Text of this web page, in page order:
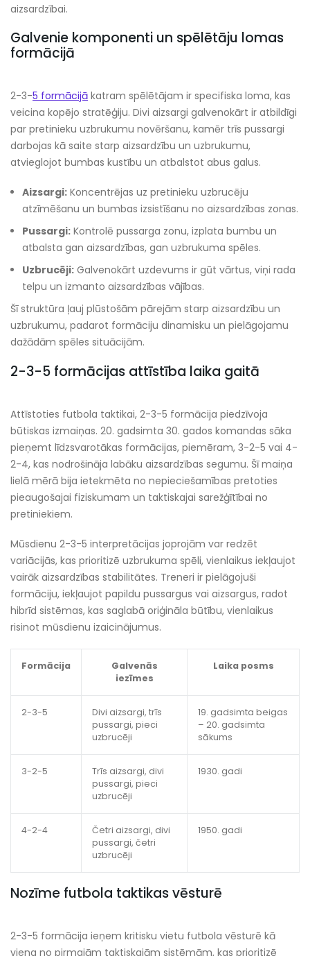
aizsardzībai.
Galvenie komponenti un spēlētāju lomas
formācijā
2-3-5 formācijā katram spēlētājam ir specifiska loma, kas
veicina kopējo stratēģiju. Divi aizsargi galvenokārt ir atbildīgi
par pretinieku uzbrukumu novēršanu, kamēr trīs pussargi
darbojas kā saite starp aizsardzību un uzbrukumu,
atvieglojot bumbas kustību un atbalstot abus galus.
Aizsargi: Koncentrējas uz pretinieku uzbrucēju
atzīmēšanu un bumbas izsistīšanu no aizsardzības zonas.
Pussargi: Kontrolē pussarga zonu, izplata bumbu un
atbalsta gan aizsardzības, gan uzbrukuma spēles.
Uzbrucēji: Galvenokārt uzdevums ir gūt vārtus, viņi rada
telpu un izmanto aizsardzības vājības.
Šī struktūra ļauj plūstošām pārejām starp aizsardzību un
uzbrukumu, padarot formāciju dinamisku un pielāgojamu
dažādām spēles situācijām.
2-3-5 formācijas attīstība laika gaitā
Attīstoties futbola taktikai, 2-3-5 formācija piedzīvoja
būtiskas izmaiņas. 20. gadsimta 30. gados komandas sāka
pieņemt līdzsvarotākas formācijas, piemēram, 3-2-5 vai 4-
2-4, kas nodrošināja labāku aizsardzības segumu. Šī maiņa
lielā mērā bija ietekmēta no nepieciešamības pretoties
pieaugošajai fiziskumam un taktiskajai sarežģītībai no
pretiniekiem.
Mūsdienu 2-3-5 interpretācijas joprojām var redzēt
variācijās, kas prioritizē uzbrukuma spēli, vienlaikus iekļaujot
vairāk aizsardzības stabilitātes. Treneri ir pielāgojuši
formāciju, iekļaujot papildu pussargus vai aizsargus, radot
hibrīd sistēmas, kas saglabā oriģināla būtību, vienlaikus
risinot mūsdienu izaicinājumus.
Formācija
Galvenās
iezīmes
Laika posms
2-3-5
Divi aizsargi, trīs
pussargi, pieci
uzbrucēji
19. gadsimta beigas
– 20. gadsimta
sākums
3-2-5
Trīs aizsargi, divi
pussargi, pieci
uzbrucēji
1930. gadi
4-2-4
Četri aizsargi, divi
pussargi, četri
uzbrucēji
1950. gadi
Nozīme futbola taktikas vēsturē
2-3-5 formācija ieņem kritisku vietu futbola vēsturē kā
viena no pirmajām taktiskajām sistēmām, kas prioritizē